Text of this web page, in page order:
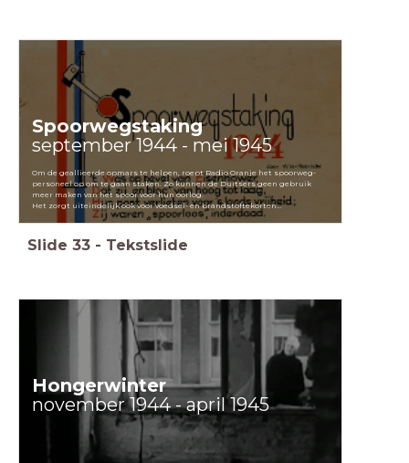
Spoorwegstaking
september 1944 - mei 1945
Om de geallieerde opmars te helpen, roept Radio Oranje het spoorweg-
personeel op om te gaan staken. Zo kunnen de Duitsers geen gebruik
meer maken van het spoor voor hun oorlog.
Het zorgt uiteindelijk ook voor voedsel- en brandstoftekorten...
Slide 33 - Tekstslide
Hongerwinter
november 1944 - april 1945